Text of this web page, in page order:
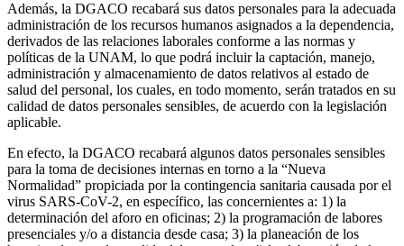
Además, la DGACO recabará sus datos personales para la adecuada
administración de los recursos humanos asignados a la dependencia,
derivados de las relaciones laborales conforme a las normas y
políticas de la UNAM, lo que podrá incluir la captación, manejo,
administración y almacenamiento de datos relativos al estado de
salud del personal, los cuales, en todo momento, serán tratados en su
calidad de datos personales sensibles, de acuerdo con la legislación
aplicable.
En efecto, la DGACO recabará algunos datos personales sensibles
para la toma de decisiones internas en torno a la “Nueva
Normalidad” propiciada por la contingencia sanitaria causada por el
virus SARS-CoV-2, en específico, las concernientes a: 1) la
determinación del aforo en oficinas; 2) la programación de labores
presenciales y/o a distancia desde casa; 3) la planeación de los